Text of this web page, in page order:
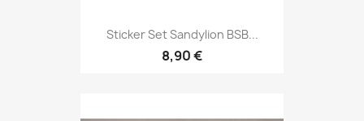
Sticker Set Sandylion BSB...
8,90 €